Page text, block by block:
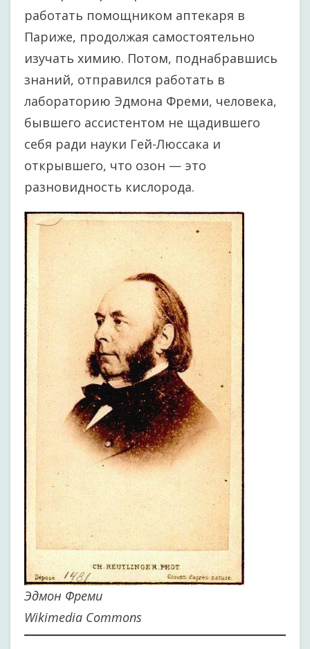
работать помощником аптекаря в
Париже, продолжая самостоятельно
изучать химию. Потом, поднабравшись
знаний, отправился работать в
лабораторию Эдмона Фреми, человека,
бывшего ассистентом не щадившего
себя ради науки Гей-Люссака и
открывшего, что озон — это
разновидность кислорода.
Эдмон Фреми
Wikimedia Commons